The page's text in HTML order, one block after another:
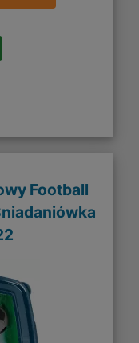
Football